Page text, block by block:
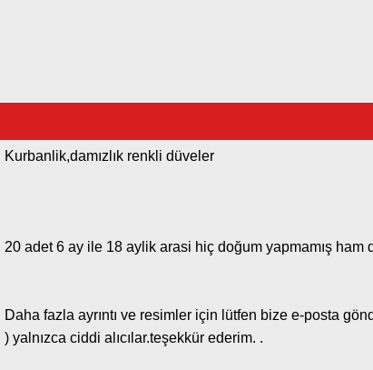
Kurbanlik,damızlık renkli düveler
20 adet 6 ay ile 18 aylik arasi hiç doğum yapmamış ham
Daha fazla ayrıntı ve resimler için lütfen bize e-posta
) yalnızca ciddi alıcılar.teşekkür ederim. .